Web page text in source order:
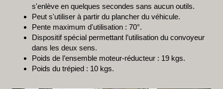
s'enlève en quelques secondes sans aucun outils.
Peut s'utiliser à partir du plancher du véhicule.
Pente maximum d'utilisation : 70°.
Dispositif spécial permettant l’utilisation du convoyeur
dans les deux sens.
Poids de l’ensemble moteur-réducteur : 19 kgs.
Poids du trépied : 10 kgs.